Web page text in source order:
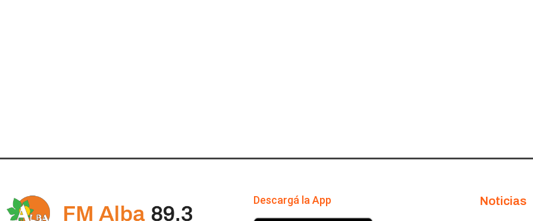
Descargá la App Noticias